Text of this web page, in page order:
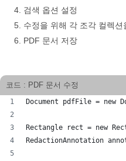
검색 옵션 설정
수정을 위해 각 조각 컬렉션
PDF 문서 저장
코드 : PDF 문서 수정
Document pdfFile = new
Rectangle rect = new
RedactionAnnotation